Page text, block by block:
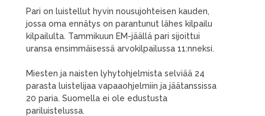
Pari on luistellut hyvin nousujohteisen kauden,
jossa oma ennätys on parantunut lähes kilpailu
kilpailulta. Tammikuun EM-jäällä pari sijoittui
uransa ensimmäisessä arvokilpailussa 11:nneksi.
Miesten ja naisten lyhytohjelmista selviää 24
parasta luistelijaa vapaaohjelmiin ja jäätanssissa
20 paria. Suomella ei ole edustusta
pariluistelussa.